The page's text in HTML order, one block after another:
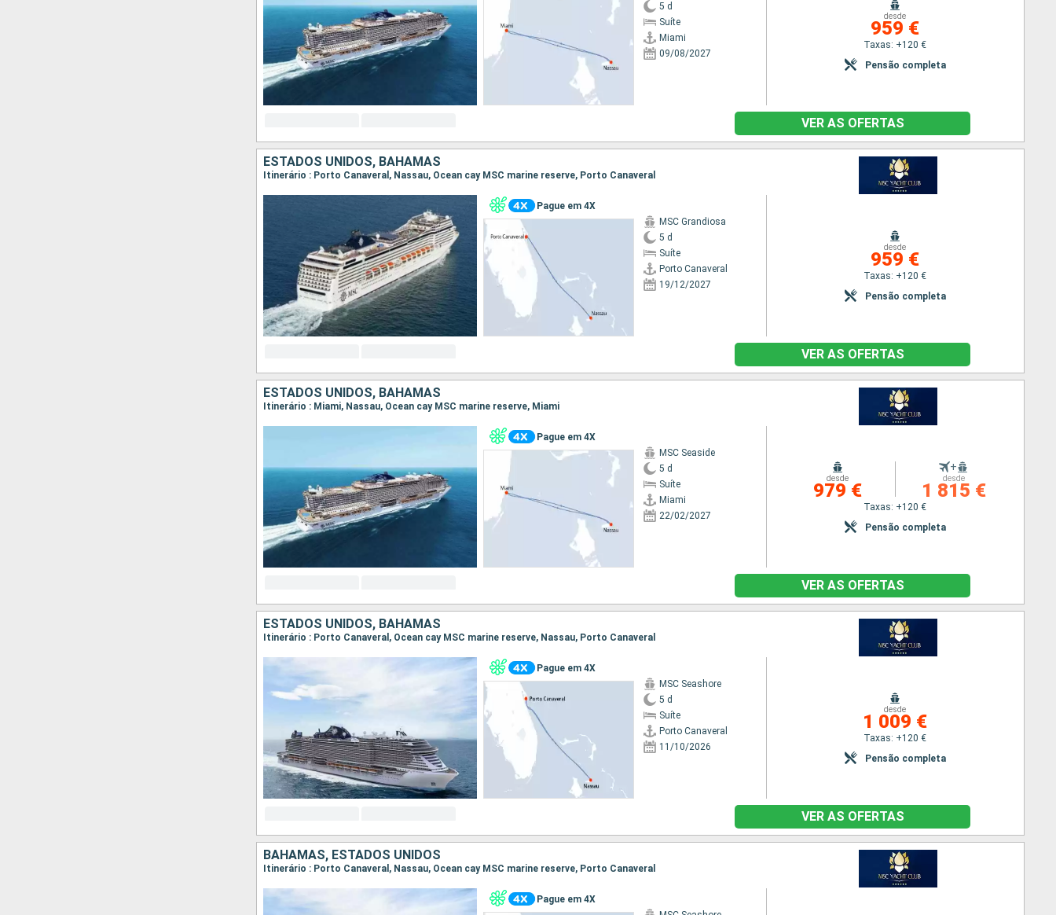
5 d
Suíte
Miami
09/08/2027
desde
959 €
Taxas: +120 €
Pensão completa
VER AS OFERTAS
ESTADOS UNIDOS, BAHAMAS
Itinerário : Porto Canaveral, Nassau, Ocean cay MSC marine reserve, Porto Canaveral
Pague em 4X
MSC Grandiosa
5 d
Suíte
Porto Canaveral
19/12/2027
desde
959 €
Taxas: +120 €
Pensão completa
VER AS OFERTAS
ESTADOS UNIDOS, BAHAMAS
Itinerário : Miami, Nassau, Ocean cay MSC marine reserve, Miami
Pague em 4X
MSC Seaside
5 d
Suíte
Miami
22/02/2027
desde
979 €
+
desde
1 815 €
Taxas: +120 €
Pensão completa
VER AS OFERTAS
ESTADOS UNIDOS, BAHAMAS
Itinerário : Porto Canaveral, Ocean cay MSC marine reserve, Nassau, Porto Canaveral
Pague em 4X
MSC Seashore
5 d
Suíte
Porto Canaveral
11/10/2026
desde
1 009 €
Taxas: +120 €
Pensão completa
VER AS OFERTAS
BAHAMAS, ESTADOS UNIDOS
Itinerário : Porto Canaveral, Nassau, Ocean cay MSC marine reserve, Porto Canaveral
Pague em 4X